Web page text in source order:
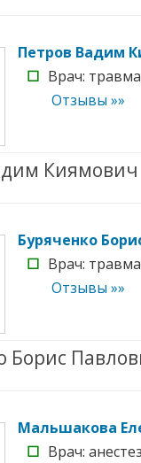
Петров Вадим
☐ Врач:
Отзывы »»
Киямович
Буряченко
☐ Врач:
Отзывы »»
Борис
Мальшакова
☐ Врач: